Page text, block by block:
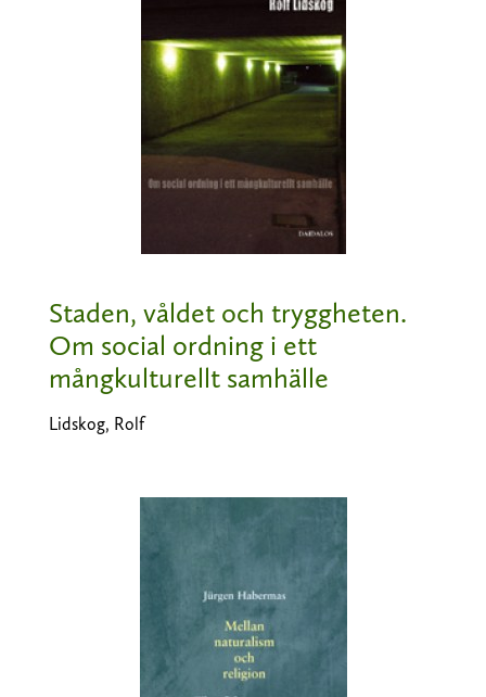
Staden, våldet och tryggheten.
Om social ordning i ett
mångkulturellt samhälle
Lidskog, Rolf